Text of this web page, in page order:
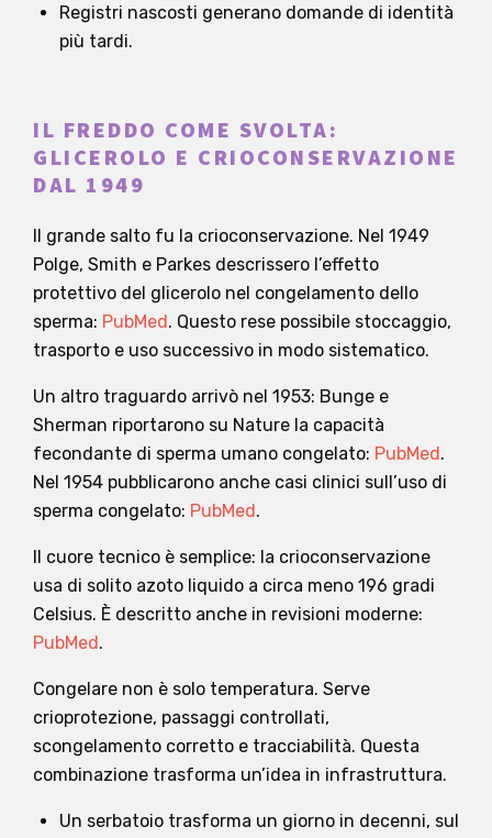
Registri nascosti generano domande di identità
più tardi.
IL FREDDO COME SVOLTA:
GLICEROLO E CRIOCONSERVAZIONE
DAL 1949
Il grande salto fu la crioconservazione. Nel 1949
Polge, Smith e Parkes descrissero l’effetto
protettivo del glicerolo nel congelamento dello
sperma: PubMed. Questo rese possibile stoccaggio,
trasporto e uso successivo in modo sistematico.
Un altro traguardo arrivò nel 1953: Bunge e
Sherman riportarono su Nature la capacità
fecondante di sperma umano congelato: PubMed.
Nel 1954 pubblicarono anche casi clinici sull’uso di
sperma congelato: PubMed.
Il cuore tecnico è semplice: la crioconservazione
usa di solito azoto liquido a circa meno 196 gradi
Celsius. È descritto anche in revisioni moderne:
PubMed.
Congelare non è solo temperatura. Serve
crioprotezione, passaggi controllati,
scongelamento corretto e tracciabilità. Questa
combinazione trasforma un’idea in infrastruttura.
Un serbatoio trasforma un giorno in decenni, sul